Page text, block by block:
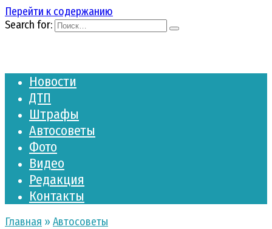
Перейти к содержанию
Search for:
Новости
ДТП
Штрафы
Автосоветы
Фото
Видео
Редакция
Контакты
Главная » Автосоветы